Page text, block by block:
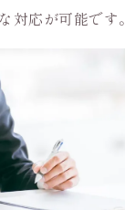
対応が可能です。